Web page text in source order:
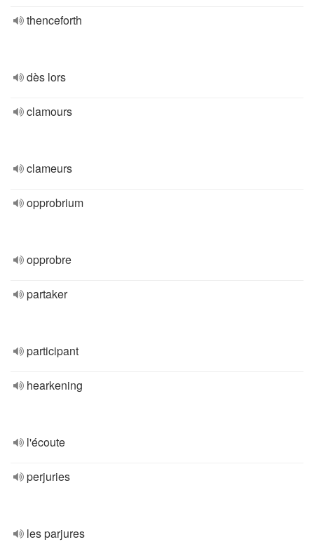
thenceforth
dès lors
clamours
clameurs
opprobrium
opprobre
partaker
participant
hearkening
l'écoute
perjuries
les parjures